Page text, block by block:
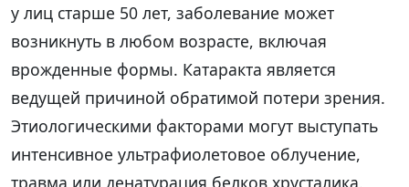
у лиц старше 50 лет, заболевание может
возникнуть в любом возрасте, включая
врожденные формы. Катаракта является
ведущей причиной обратимой потери зрения.
Этиологическими факторами могут выступать
интенсивное ультрафиолетовое облучение,